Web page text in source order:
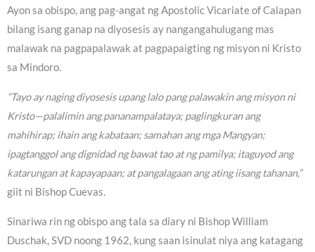
Ayon sa obispo, ang pag-angat ng Apostolic Vicariate of Calapan
bilang isang ganap na diyosesis ay nangangahulugang mas
malawak na pagpapalawak at pagpapaigting ng misyon ni Kristo
sa Mindoro.
“Tayo ay naging diyosesis upang lalo pang palawakin ang misyon ni
Kristo—palalimin ang pananampalataya; paglingkuran ang
mahihirap; ihain ang kabataan; samahan ang mga Mangyan;
ipagtanggol ang dignidad ng bawat tao at ng pamilya; itaguyod ang
katarungan at kapayapaan; at pangalagaan ang ating iisang tahanan,”
giit ni Bishop Cuevas.
Sinariwa rin ng obispo ang tala sa diary ni Bishop William
Duschak, SVD noong 1962, kung saan isinulat niya ang katagang